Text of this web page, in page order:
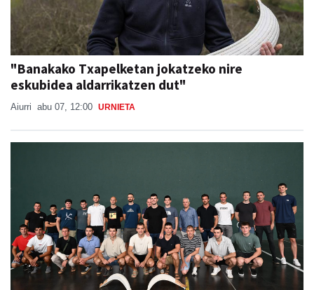
"Banakako Txapelketan jokatzeko nire
eskubidea aldarrikatzen dut"
Aiurri abu 07, 12:00 URNIETA